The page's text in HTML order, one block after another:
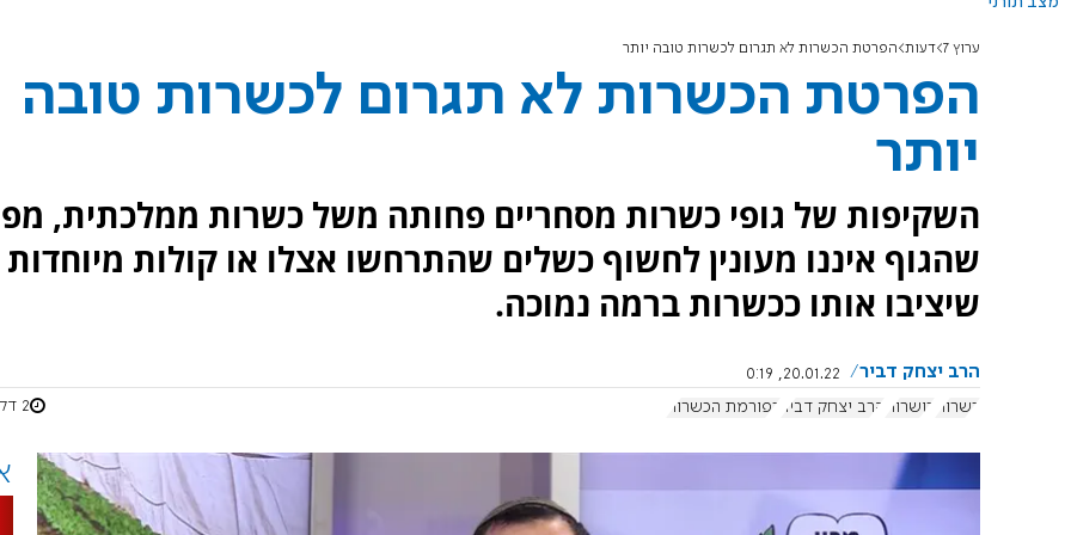
ערוץ 7 דעות הפרטת הכשרות לא תגרום לכשרות טובה יותר
הפרטת הכשרות לא תגרום לכשרות טובה
יותר
השקיפות של גופי כשרות מסחריים פחותה משל כשרות ממלכתית,
שהגוף איננו מעונין לחשוף כשלים שהתרחשו אצלו או קולות מיוחדות
שיציבו אותו ככשרות ברמה נמוכה.
הרב יצחק דביר
20.01.22, 0:19
כשרות
כושרות הרב יצחק דביר רפורמת הכשרות 2 דקות